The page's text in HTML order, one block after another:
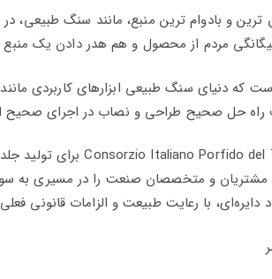
ترین و بادوام ترین منبع، مانند سنگ
مردم از محصول و هم هدر دادن یک
که دنیای سنگ طبیعی ابزارهای کاربردی
راه حل صحیح طراحی و نصاب در اجرای صحیح
مشتریان و متخصصان صنعت را در مسیری
دایره‌ای، با رعایت طبیعت و الزامات قانونی